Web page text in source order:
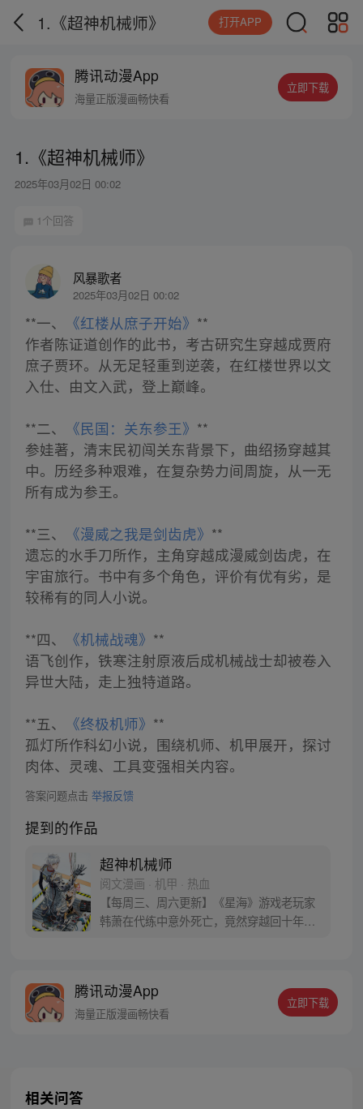
1.《超神机械师》 打开APP
腾讯动漫App
海量正版漫画畅快看
立即下载
1.《超神机械师》
2025年03月02日 00:02
1个回答
风暴歌者
2025年03月02日 00:02
**一、 《红楼从庶子开始》 **
作者陈证道创作的此书，考古研究生穿越成贾府
庶子贾环。从无足轻重到逆袭，在红楼世界以文
入仕、由文入武，登上巅峰。
**二、 《民国：关东参王》 **
参娃著，清末民初闯关东背景下，曲绍扬穿越其
中。历经多种艰难，在复杂势力间周旋，从一无
所有成为参王。
**三、 《漫威之我是剑齿虎》 **
遗忘的水手刀所作，主角穿越成漫威剑齿虎，在
宇宙旅行。书中有多个角色，评价有优有劣，是
较稀有的同人小说。
**四、 《机械战魂》 **
语飞创作，铁寒注射原液后成机械战士却被卷入
异世大陆，走上独特道路。
**五、 《终极机师》 **
孤灯所作科幻小说，围绕机师、机甲展开，探讨
肉体、灵魂、工具变强相关内容。
答案问题点击 举报反馈
提到的作品
超神机械师
阅文漫画 · 机甲 · 热血
【每周三、周六更新】《星海》游戏老玩家
韩萧在代练中意外死亡，竟然穿越回十年前
心修炼。熟知游戏多个版本迭代与规则的
他，誓要在新的世界中，统领机械大军，从
腾讯动漫App
海量正版漫画畅快看
立即下载
相关问答